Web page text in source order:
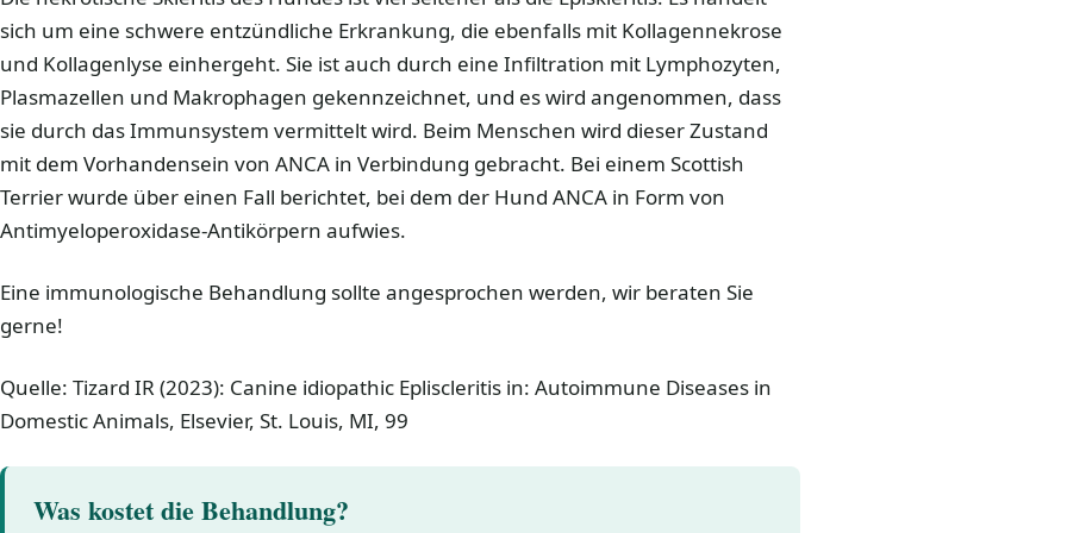
sich um eine schwere entzündliche Erkrankung, die ebenfalls mit Kollagennekrose
und Kollagenlyse einhergeht. Sie ist auch durch eine Infiltration mit Lymphozyten,
Plasmazellen und Makrophagen gekennzeichnet, und es wird angenommen, dass
sie durch das Immunsystem vermittelt wird. Beim Menschen wird dieser Zustand
mit dem Vorhandensein von ANCA in Verbindung gebracht. Bei einem Scottish
Terrier wurde über einen Fall berichtet, bei dem der Hund ANCA in Form von
Antimyeloperoxidase-Antikörpern aufwies.
Eine immunologische Behandlung sollte angesprochen werden, wir beraten Sie
gerne!
Quelle: Tizard IR (2023): Canine idiopathic Epliscleritis in: Autoimmune Diseases in
Domestic Animals, Elsevier, St. Louis, MI, 99
Was kostet die Behandlung?